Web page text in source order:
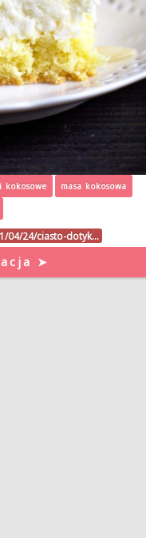
kokosowe
masa kokosowa
04/24/ciasto-dotyk…
➤